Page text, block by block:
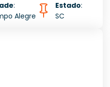
:
Alegre
Estado:
SC